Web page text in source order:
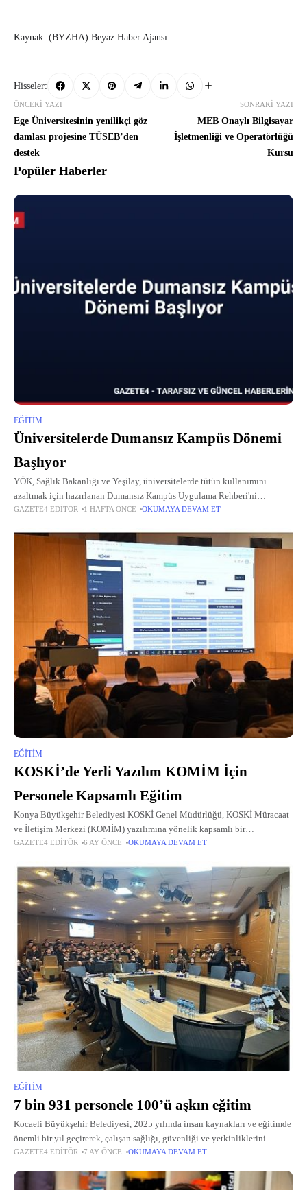
Kaynak: (BYZHA) Beyaz Haber Ajansı
Hisseler:
ÖNCEKI YAZI
Ege Üniversitesinin yenilikçi göz
damlası projesine TÜSEB’den
destek
SONRAKI YAZI
MEB Onaylı Bilgisayar
İşletmenliği ve Operatörlüğü
Kursu
Popüler Haberler
EĞITIM
Üniversitelerde Dumansız Kampüs Dönemi
Başlıyor
YÖK, Sağlık Bakanlığı ve Yeşilay, üniversitelerde tütün kullanımını
azaltmak için hazırlanan Dumansız Kampüs Uygulama Rehberi'ni
yayımladı.
GAZETE4 EDITÖR 1 HAFTA ÖNCE OKUMAYA DEVAM ET
EĞITIM
KOSKİ’de Yerli Yazılım KOMİM İçin
Personele Kapsamlı Eğitim
Konya Büyükşehir Belediyesi KOSKİ Genel Müdürlüğü, KOSKİ Müracaat
ve İletişim Merkezi (KOMİM) yazılımına yönelik kapsamlı bir
bilgilendirme ve eğitim programı gerçekleştirdi.
GAZETE4 EDITÖR 6 AY ÖNCE OKUMAYA DEVAM ET
EĞITIM
7 bin 931 personele 100’ü aşkın eğitim
Kocaeli Büyükşehir Belediyesi, 2025 yılında insan kaynakları ve eğitimde
önemli bir yıl geçirerek, çalışan sağlığı, güvenliği ve yetkinliklerini
güçlendirdi.
GAZETE4 EDITÖR 7 AY ÖNCE OKUMAYA DEVAM ET